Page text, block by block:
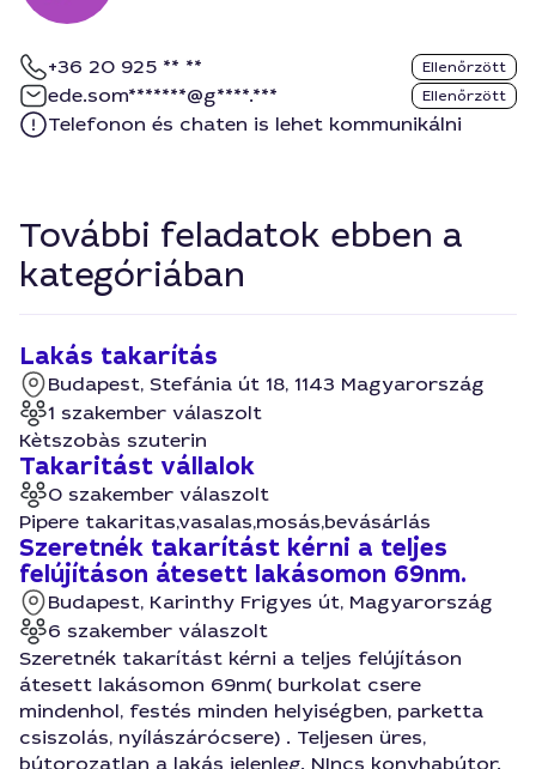
+36 20 925 ** ** Ellenőrzött
ede.som*******@g****.*** Ellenőrzött
Telefonon és chaten is lehet kommunikálni
További feladatok ebben a
kategóriában
Lakás takarítás
Budapest, Stefánia út 18, 1143 Magyarország
1 szakember válaszolt
Kètszobàs szuterin
Takaritást vállalok
0 szakember válaszolt
Pipere takaritas,vasalas,mosás,bevásárlás
Szeretnék takarítást kérni a teljes
felújításon átesett lakásomon 69nm.
Budapest, Karinthy Frigyes út, Magyarország
6 szakember válaszolt
Szeretnék takarítást kérni a teljes felújításon
átesett lakásomon 69nm( burkolat csere
mindenhol, festés minden helyiségben, parketta
csiszolás, nyílászárócsere) . Teljesen üres,
bútorozatlan a lakás jelenleg. NIncs konyhabútor.